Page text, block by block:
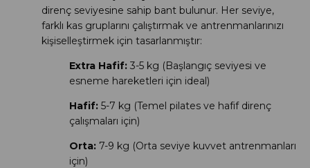
direnç seviyesine sahip bant bulunur. Her seviye,
farklı kas gruplarını çalıştırmak ve antrenmanlarınızı
kişiselleştirmek için tasarlanmıştır:
Extra Hafif: 3-5 kg (Başlangıç seviyesi ve
esneme hareketleri için ideal)
Hafif: 5-7 kg (Temel pilates ve hafif direnç
çalışmaları için)
Orta: 7-9 kg (Orta seviye kuvvet antrenmanları
için)